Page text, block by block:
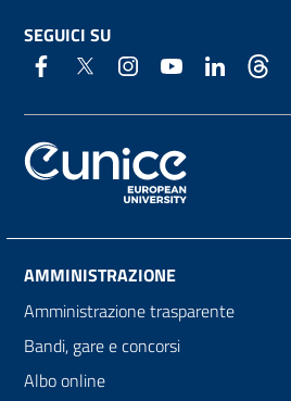
SEGUICI SU
AMMINISTRAZIONE
Amministrazione trasparente
Bandi, gare e concorsi
Albo online